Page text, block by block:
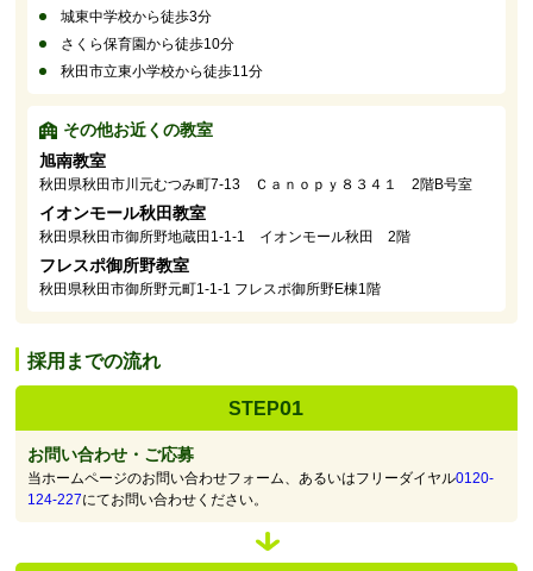
城東中学校から徒歩3分
さくら保育園から徒歩10分
秋田市立東小学校から徒歩11分
その他お近くの教室
旭南教室
秋田県秋田市川元むつみ町7-13 Ｃａｎｏｐｙ８３４１ 2階B号室
イオンモール秋田教室
秋田県秋田市御所野地蔵田1-1-1 イオンモール秋田 2階
フレスポ御所野教室
秋田県秋田市御所野元町1-1-1 フレスポ御所野E棟1階
採用までの流れ
STEP01
お問い合わせ・ご応募
当ホームページのお問い合わせフォーム、あるいはフリーダイヤル0120-
124-227にてお問い合わせください。